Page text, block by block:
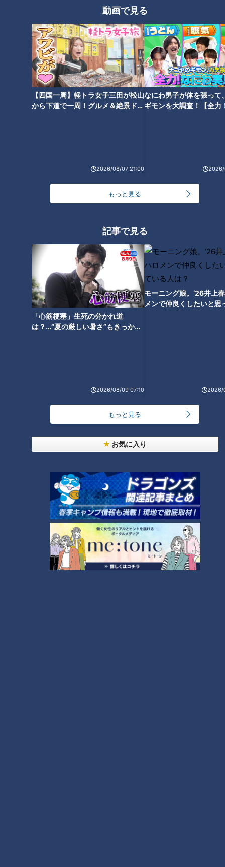
動画で見る
【四国一周】軽トラ女子三田が松山
から下道で一周！グルメ＆絶景ドラ
2026/08/07 21:00
なにわ男子が体を張って
ギモンを大調査！【全力
2026/
もっと見る
記事で見る
「心筋梗塞」生死の分かれ道
は？…“夏の厳しい暑さ”もきっかけ
2026/08/09 07:10
モーニング娘。‘26井上
メンで仲良くしたいと思
2026/
もっと見る
お気に入り
CBCテレビ『ゴゴスマ』
外種子田アナは「バナナはほとんどが外国産で、国産バナナ
は0.01％程度です。それが宮崎で作られているのは貴重なこと
CBCテレビ『ゴゴスマ』
同ファームの「NEXT716」は、種に氷河期を疑似体験させ
ど。一般的なバナナの約15度をはるかに超え、香りが濃厚で、
CBCテレビ『ゴゴスマ』
1本約1000円という値段に驚いたスタジオの面々が、さらに